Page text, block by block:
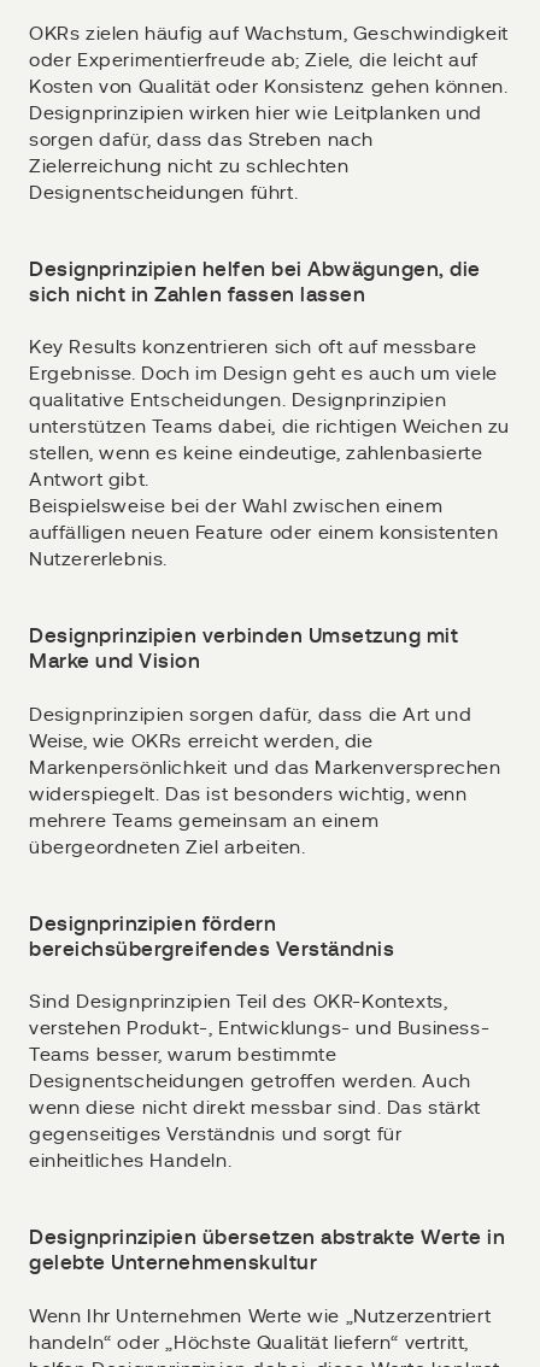
OKRs zielen häufig auf Wachstum, Geschwindigkeit
oder Experimentierfreude ab; Ziele, die leicht auf
Kosten von Qualität oder Konsistenz gehen können.
Designprinzipien wirken hier wie Leitplanken und
sorgen dafür, dass das Streben nach
Zielerreichung nicht zu schlechten
Designentscheidungen führt.
Designprinzipien helfen bei Abwägungen, die
sich nicht in Zahlen fassen lassen
Key Results konzentrieren sich oft auf messbare
Ergebnisse. Doch im Design geht es auch um viele
qualitative Entscheidungen. Designprinzipien
unterstützen Teams dabei, die richtigen Weichen zu
stellen, wenn es keine eindeutige, zahlenbasierte
Antwort gibt.
Beispielsweise bei der Wahl zwischen einem
auffälligen neuen Feature oder einem konsistenten
Nutzererlebnis.
Designprinzipien verbinden Umsetzung mit
Marke und Vision
Designprinzipien sorgen dafür, dass die Art und
Weise, wie OKRs erreicht werden, die
Markenpersönlichkeit und das Markenversprechen
widerspiegelt. Das ist besonders wichtig, wenn
mehrere Teams gemeinsam an einem
übergeordneten Ziel arbeiten.
Designprinzipien fördern
bereichsübergreifendes Verständnis
Sind Designprinzipien Teil des OKR-Kontexts,
verstehen Produkt-, Entwicklungs- und Business-
Teams besser, warum bestimmte
Designentscheidungen getroffen werden. Auch
wenn diese nicht direkt messbar sind. Das stärkt
gegenseitiges Verständnis und sorgt für
einheitliches Handeln.
Designprinzipien übersetzen abstrakte Werte in
gelebte Unternehmenskultur
Wenn Ihr Unternehmen Werte wie „Nutzerzentriert
handeln“ oder „Höchste Qualität liefern“ vertritt,